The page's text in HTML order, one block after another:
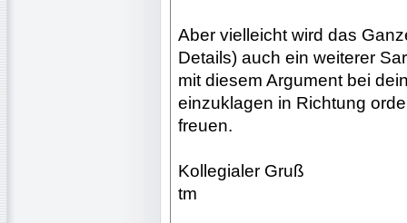
Aber vielleicht wird das
Details) auch ein weiterer
mit diesem Argument bei
einzuklagen in Richtung
freuen.
Kollegialer Gruß
tm